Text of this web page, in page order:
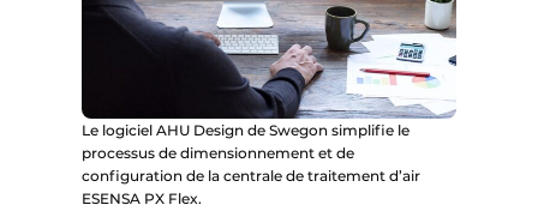
Le logiciel AHU Design de Swegon simplifie le
processus de dimensionnement et de
configuration de la centrale de traitement d’air
ESENSA PX Flex.